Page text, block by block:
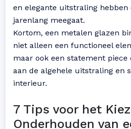
en elegante uitstraling hebben
jarenlang meegaat.
Kortom, een metalen glazen
niet alleen een functioneel
maar ook een statement piece
aan de algehele uitstraling en
interieur.
7 Tips voor het
Onderhouden van